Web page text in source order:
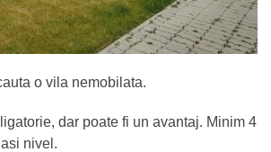
o vila nemobilata.
dar poate fi un avantaj. Minim 4
nivel.